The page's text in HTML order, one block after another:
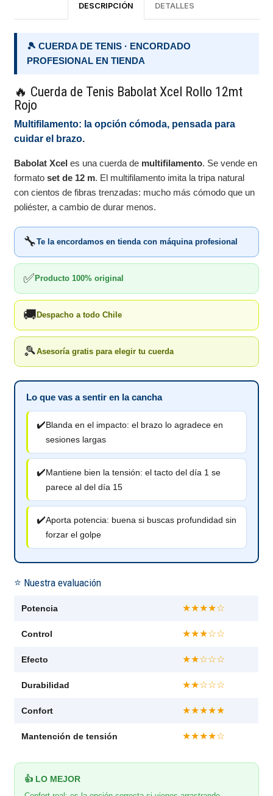
DESCRIPCIÓN DETALLES
🎾 CUERDA DE TENIS · ENCORDADO
PROFESIONAL EN TIENDA
🔥 Cuerda de Tenis Babolat Xcel Rollo 12mt
Rojo
Multifilamento: la opción cómoda, pensada para
cuidar el brazo.
Babolat Xcel es una cuerda de multifilamento. Se vende en
formatoset de 12 m. El multifilamento imita la tripa natural
con cientos de fibras trenzadas: mucho más cómodo que un
poliéster, a cambio de durar menos.
🔧Te la encordamos en tienda con máquina profesional
✅Producto 100% original
🚚Despacho a todo Chile
🎾Asesoría gratis para elegir tu cuerda
Lo que vas a sentir en la cancha
✔️Blanda en el impacto: el brazo lo agradece en
sesiones largas
✔️Mantiene bien la tensión: el tacto del día 1 se
parece al del día 15
✔️Aporta potencia: buena si buscas profundidad sin
forzar el golpe
⭐ Nuestra evaluación
Potencia ★★★★☆
Control ★★★☆☆
Efecto ★★☆☆☆
Durabilidad ★★☆☆☆
Confort ★★★★★
Mantención de tensión ★★★★☆
👍 LO MEJOR